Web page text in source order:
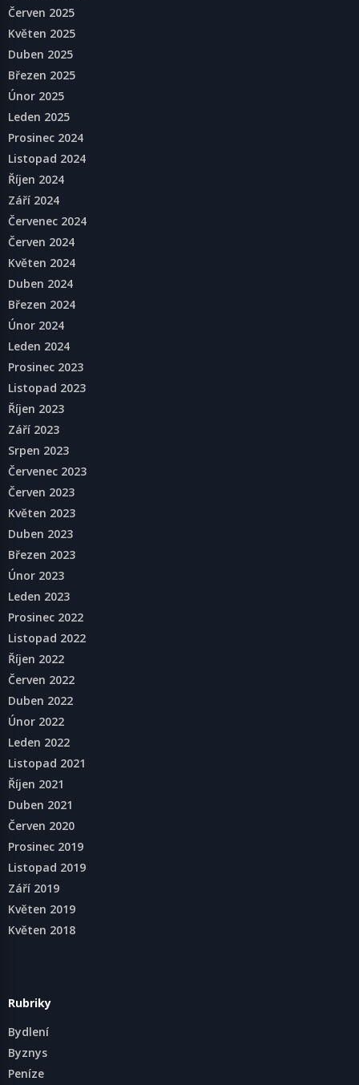
Červen 2025
Květen 2025
Duben 2025
Březen 2025
Únor 2025
Leden 2025
Prosinec 2024
Listopad 2024
Říjen 2024
Září 2024
Červenec 2024
Červen 2024
Květen 2024
Duben 2024
Březen 2024
Únor 2024
Leden 2024
Prosinec 2023
Listopad 2023
Říjen 2023
Září 2023
Srpen 2023
Červenec 2023
Červen 2023
Květen 2023
Duben 2023
Březen 2023
Únor 2023
Leden 2023
Prosinec 2022
Listopad 2022
Říjen 2022
Červen 2022
Duben 2022
Únor 2022
Leden 2022
Listopad 2021
Říjen 2021
Duben 2021
Červen 2020
Prosinec 2019
Listopad 2019
Září 2019
Květen 2019
Květen 2018
Rubriky
Bydlení
Byznys
Peníze